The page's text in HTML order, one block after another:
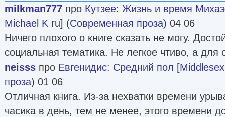
milkman777 про Кутзее: Жизнь и время
Michael K ru] (Современная проза) 04 06
Ничего плохого о книге сказать не могу.
социальная тематика. Не легкое чтиво, а для
neisss про Евгенидис: Средний пол [Middlesex
проза) 01 06
Отличная книга. Из-за нехватки времени
часика в день, тем не менее, этого времени